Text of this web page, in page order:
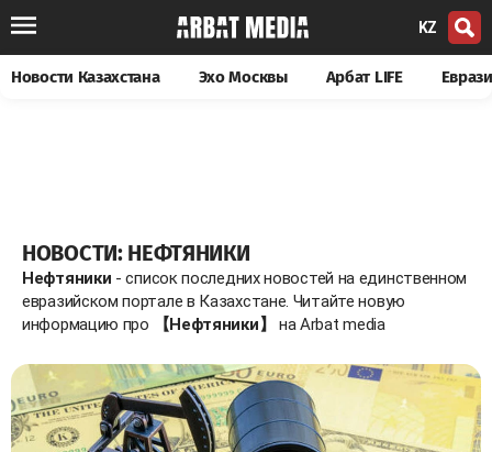
KZ
Новости Казахстана Эхо Москвы Арбат LIFE
НОВОСТИ: НЕФТЯНИКИ
Нефтяники - список последних новостей на единственном
евразийском портале в Казахстане. Читайте новую
информацию про
【Нефтяники】 на Arbat media